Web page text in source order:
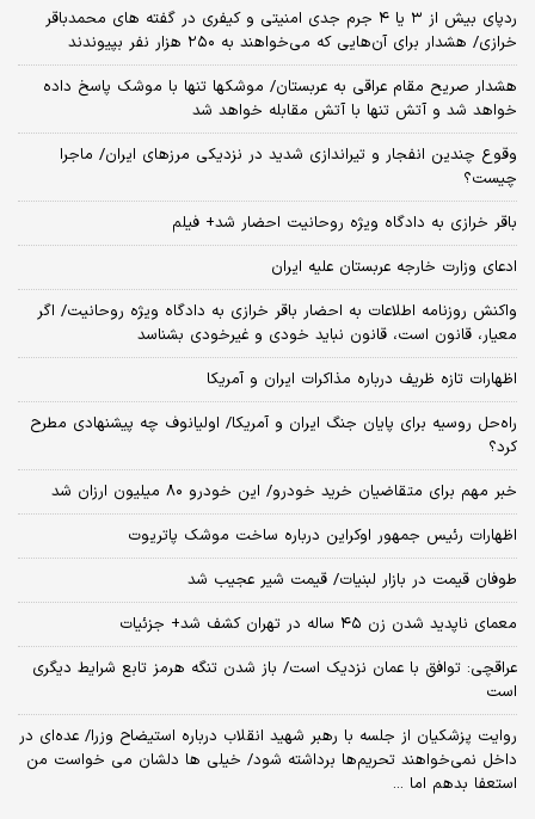
ردپای بیش از ۳ یا ۴ جرم جدی امنیتی و کیفری در گفته های محمدباقر
خرازی/ هشدار برای آن‌هایی که می‌خواهند به ۲۵۰ هزار نفر بپیوندند
هشدار صریح مقام عراقی به عربستان/ موشکها تنها با موشک پاسخ داده
خواهد شد و آتش تنها با آتش مقابله خواهد شد
وقوع چندین انفجار و تیراندازی شدید در نزدیکی مرز‌های ایران/ ماجرا
چیست؟
باقر خرازی به دادگاه ویژه روحانیت احضار شد+ فیلم
ادعای وزارت خارجه عربستان علیه ایران
واکنش روزنامه اطلاعات به احضار باقر خرازی به دادگاه ویژه روحانیت/ اگر
معیار، قانون است، قانون نباید خودی و غیرخودی بشناسد
اظهارات تازه ظریف درباره مذاکرات ایران و آمریکا
راه‌حل روسیه برای پایان جنگ ایران و آمریکا/ اولیانوف چه پیشنهادی مطرح
کرد؟
خبر مهم برای متقاضیان خرید خودرو/ این خودرو ۸۰ میلیون ارزان شد
اظهارات رئیس جمهور اوکراین درباره ساخت موشک پاتریوت
طوفان قیمت در بازار لبنیات/ قیمت شیر عجیب شد
معمای ناپدید شدن زن ۴۵ ساله در تهران کشف شد+ جزئیات
عراقچی: توافق با عمان نزدیک است/ باز شدن تنگه هرمز تابع شرایط دیگری
است
روایت پزشکیان از جلسه با رهبر شهید انقلاب درباره استیضاح وزرا/ عده‌ای در
داخل نمی‌خواهند تحریم‌ها برداشته شود/ خیلی ها دلشان می خواست من
استعفا بدهم اما ...